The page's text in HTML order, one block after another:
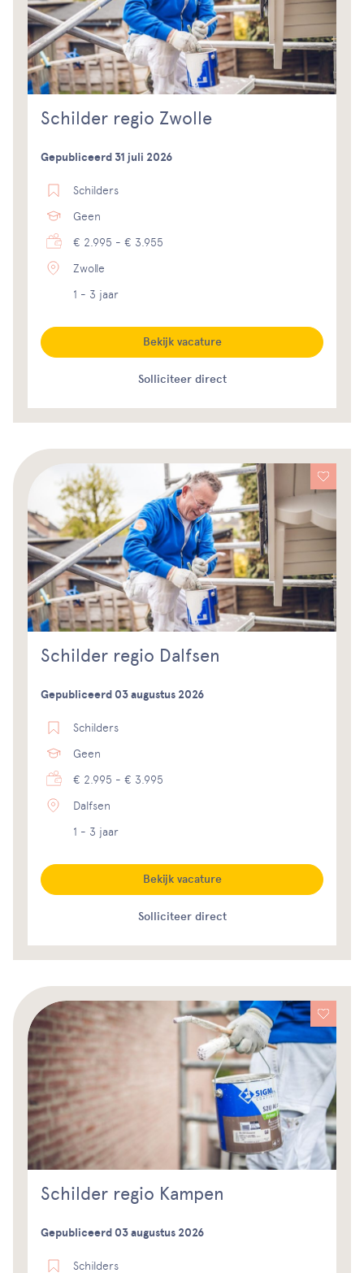
Schilder regio Zwolle
Gepubliceerd 31 juli 2026
Schilders
Geen
€ 2.995 - € 3.955
Zwolle
1 - 3 jaar
Solliciteer direct
Bekijk vacature
Schilder regio Dalfsen
Gepubliceerd 03 augustus 2026
Schilders
Geen
€ 2.995 - € 3.995
Dalfsen
1 - 3 jaar
Solliciteer direct
Bekijk vacature
Schilder regio Kampen
Gepubliceerd 03 augustus 2026
Schilders